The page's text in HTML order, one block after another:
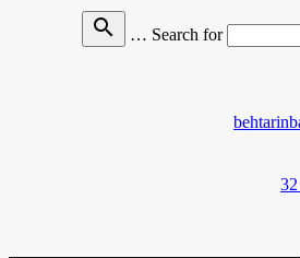
Search for
search